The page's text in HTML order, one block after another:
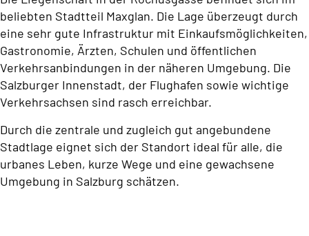
beliebten Stadtteil Maxglan. Die Lage überzeugt durch
eine sehr gute Infrastruktur mit Einkaufsmöglichkeiten,
Gastronomie, Ärzten, Schulen und öffentlichen
Verkehrsanbindungen in der näheren Umgebung. Die
Salzburger Innenstadt, der Flughafen sowie wichtige
Verkehrsachsen sind rasch erreichbar.
Durch die zentrale und zugleich gut angebundene
Stadtlage eignet sich der Standort ideal für alle, die
urbanes Leben, kurze Wege und eine gewachsene
Umgebung in Salzburg schätzen.